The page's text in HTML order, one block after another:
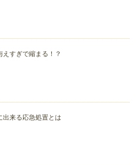
すぎで縮まる！？
出来る応急処置とは